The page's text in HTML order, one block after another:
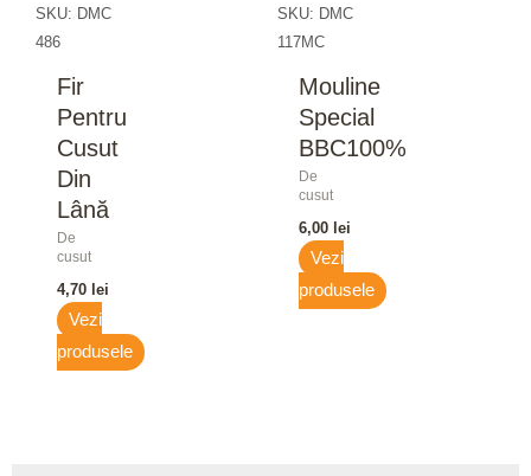
SKU: DMC
486
Fir
Pentru
Cusut
Din
Lână
De
cusut
4,70 lei
Vezi
produsele
SKU: DMC
117MC
Mouline
Special
BBC100%
De
cusut
6,00 lei
Vezi
produsele